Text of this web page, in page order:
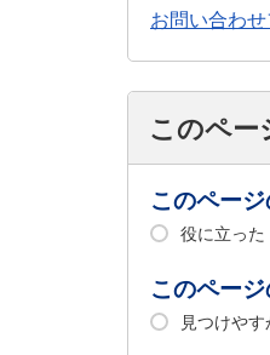
お問い合わ
このペー
このペー
役に立った
このペー
見つけやす